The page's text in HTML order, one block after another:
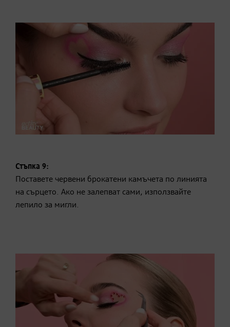
Стъпка 9:
Поставете червени брокатени камъчета по линията
на сърцето. Ако не залепват сами, използвайте
лепило за мигли.